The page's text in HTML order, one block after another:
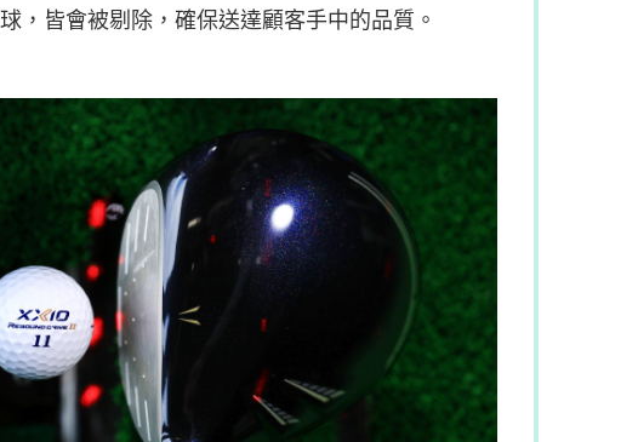
皆會被剔除，確保送達顧客手中的品質。